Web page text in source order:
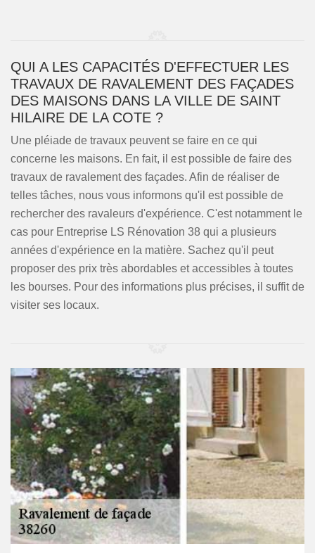
QUI A LES CAPACITÉS D'EFFECTUER LES
TRAVAUX DE RAVALEMENT DES FAÇADES
DES MAISONS DANS LA VILLE DE SAINT
HILAIRE DE LA COTE ?
Une pléiade de travaux peuvent se faire en ce qui
concerne les maisons. En fait, il est possible de faire des
travaux de ravalement des façades. Afin de réaliser de
telles tâches, nous vous informons qu'il est possible de
rechercher des ravaleurs d'expérience. C'est notamment le
cas pour Entreprise LS Rénovation 38 qui a plusieurs
années d'expérience en la matière. Sachez qu'il peut
proposer des prix très abordables et accessibles à toutes
les bourses. Pour des informations plus précises, il suffit de
visiter ses locaux.